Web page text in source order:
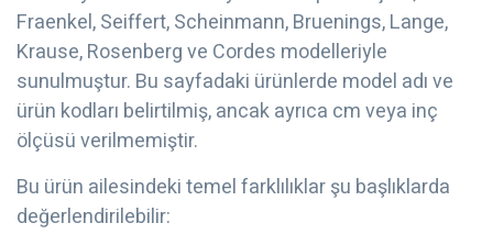
Fraenkel, Seiffert, Scheinmann, Bruenings, Lange,
Krause, Rosenberg ve Cordes modelleriyle
sunulmuştur. Bu sayfadaki ürünlerde model adı ve
ürün kodları belirtilmiş, ancak ayrıca cm veya inç
ölçüsü verilmemiştir.
Bu ürün ailesindeki temel farklılıklar şu başlıklarda
değerlendirilebilir: